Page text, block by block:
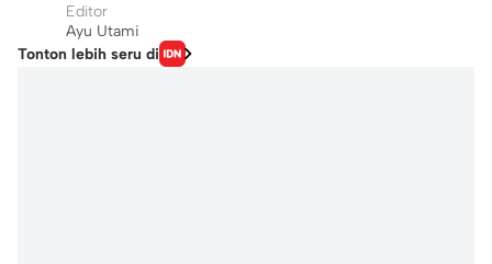
Editor
Ayu Utami
Tonton lebih seru di